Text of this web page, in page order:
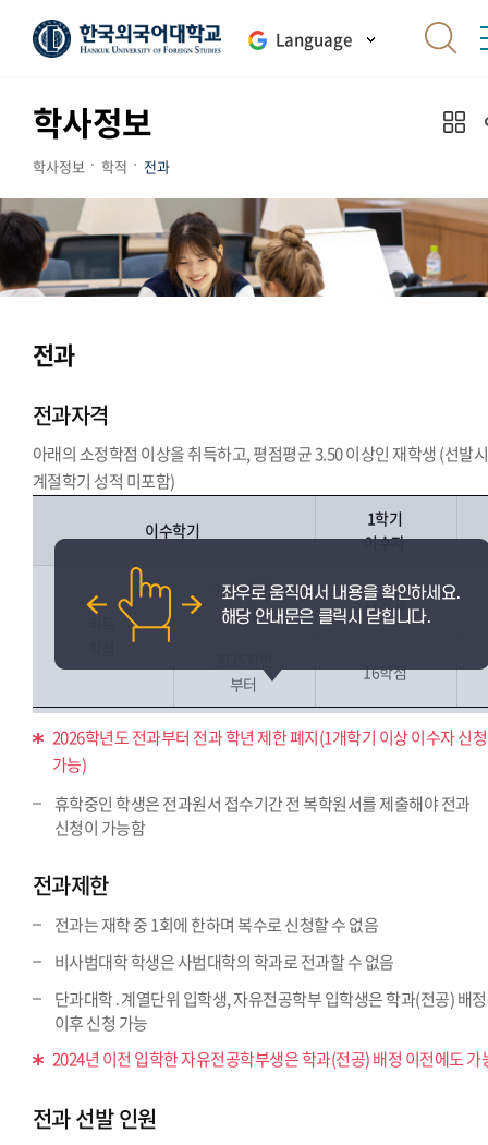
Language
학사정보
학사정보 학적 전과
전과
전과자격
아래의 소정학점 이상을 취득하고, 평점평균 3.50 이상인 재학생 (선발
계절학기 성적 미포함)
이수학기
1학기
이수자
2024학번
까지
17학점
부터
16학점
2026학년도 전과부터 전과 학년 제한 폐지(1개학기 이상 이수자 신청
가능)
휴학중인 학생은 전과원서 접수기간 전 복학원서를 제출해야 전과
신청이 가능함
전과제한
전과는 재학 중 1회에 한하며 복수로 신청할 수 없음
비사범대학 학생은 사범대학의 학과로 전과할 수 없음
단과대학․계열단위 입학생, 자유전공학부 입학생은 학과(전공) 배정
이후 신청 가능
2024년 이전 입학한 자유전공학부생은 학과(전공) 배정 이전에도 가
전과 선발 인원